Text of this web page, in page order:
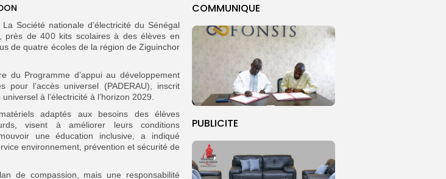
COMMUNIQUE
PUBLICITE
Société nationale d’électricité du Sénégal
près de 400 kits scolaires à des élèves en
de quatre écoles de la région de Ziguinchor
du Programme d’appui au développement
pour l’accès universel (PADERAU), inscrit
à l’électricité à l’horizon 2029.
adaptés aux besoins des élèves
visent à améliorer leurs conditions
une éducation inclusive, a indiqué
environnement, prévention et sécurité de
de compassion, mais une responsabilité